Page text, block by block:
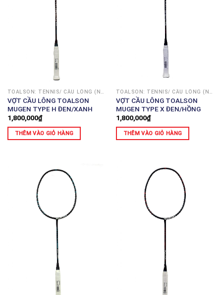
TOALSON: TENNIS/ CẦU LÔNG (NHẬT)
VỢT CẦU LÔNG TOALSON
MUGEN TYPE H ĐEN/XANH
1,800,000₫
THÊM VÀO GIỎ HÀNG
TOALSON: TENNIS/ CẦU LÔNG (NHẬT)
VỢT CẦU LÔNG TOALSON
MUGEN TYPE X ĐEN/HỒNG
1,800,000₫
THÊM VÀO GIỎ HÀNG